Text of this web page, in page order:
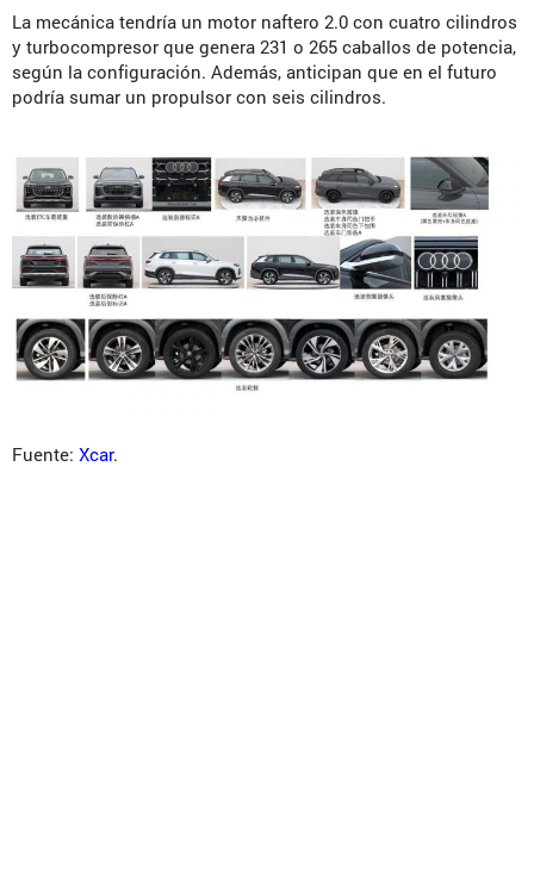
La mecánica tendría un motor naftero 2.0 con cuatro cilindros
y turbocompresor que genera 231 o 265 caballos de potencia,
según la configuración. Además, anticipan que en el futuro
podría sumar un propulsor con seis cilindros.
Fuente: Xcar.